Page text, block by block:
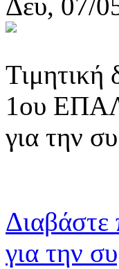
Δευ, 07/
Τιμητική
1ου ΕΠΑΛ
για την
Διαβάστε
για την